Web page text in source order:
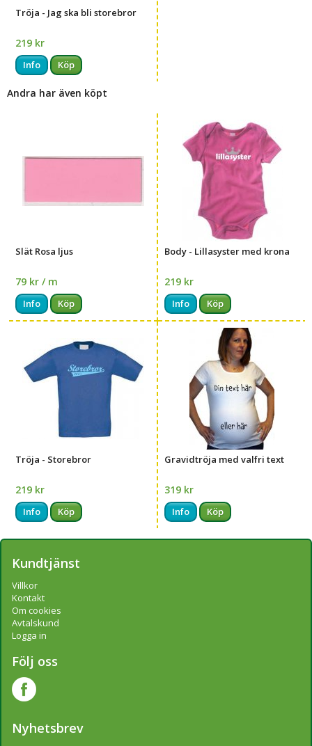
Tröja - Jag ska bli storebror
219 kr
Info Köp
Andra har även köpt
Slät Rosa ljus
79 kr / m
Info Köp
Body - Lillasyster med krona
219 kr
Info Köp
Tröja - Storebror
219 kr
Info Köp
Gravidtröja med valfri text
319 kr
Info Köp
Kundtjänst
Villkor
Kontakt
Om cookies
Avtalskund
Logga in
Följ oss
Nyhetsbrev